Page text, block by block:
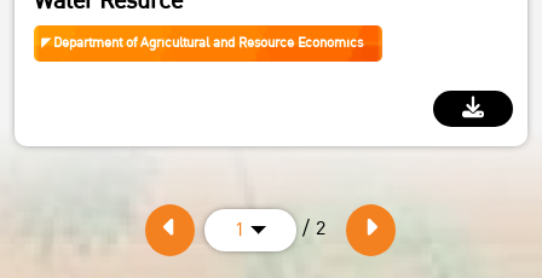
Department of Agricultural and Resource Economics
1 / 2